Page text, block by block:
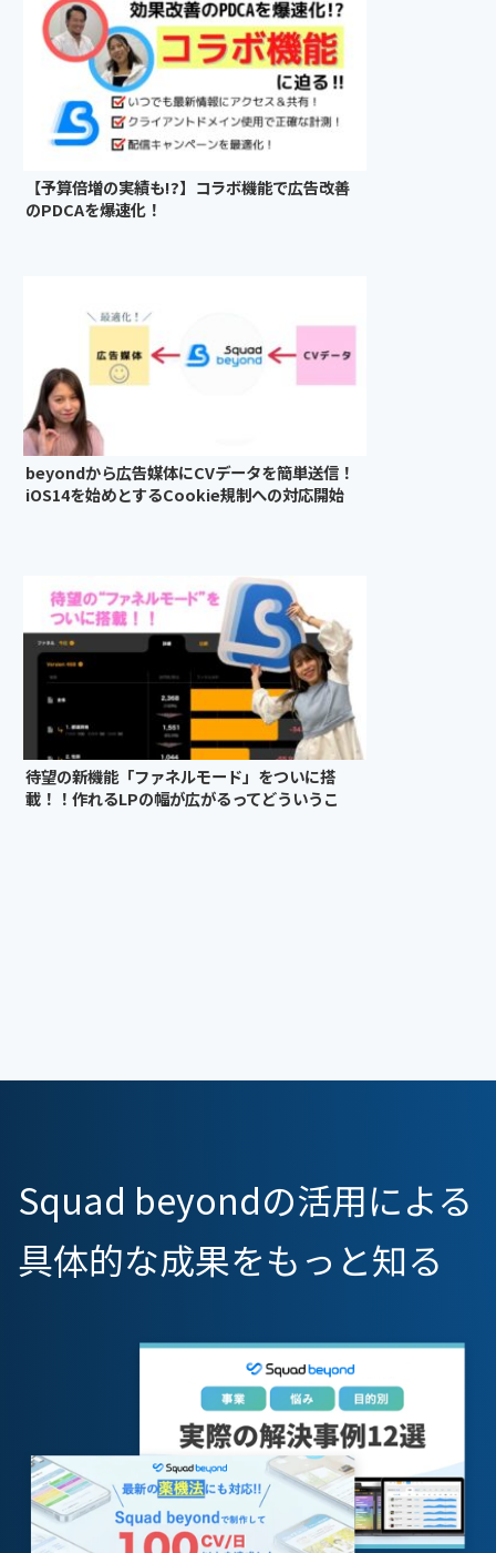
【予算倍増の実績も!?】コラボ機能で広告改善
のPDCAを爆速化！
beyondから広告媒体にCVデータを簡単送信！
iOS14を始めとするCookie規制への対応開始
待望の新機能「ファネルモード」をついに搭
載！！作れるLPの幅が広がるってどういうこ
Squad beyondの活用による
具体的な成果をもっと知る